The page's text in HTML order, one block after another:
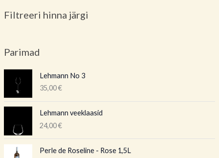
Filtreeri hinna järgi
Parimad
Lehmann No 3
35,00€
Lehmann veeklaasid
24,00€
Perle de Roseline - Rose 1,5L